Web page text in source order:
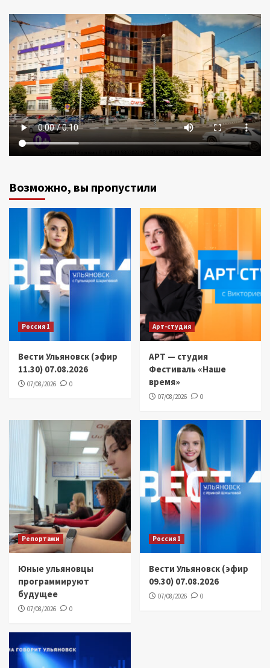
Возможно, вы пропустили
Россия 1
Вести Ульяновск (эфир
11.30) 07.08.2026
07/08/2026 0
Арт-студия
АРТ — студия
Фестиваль «Наше
время»
07/08/2026 0
Репортажи
Юные ульяновцы
программируют
будущее
07/08/2026 0
Россия 1
Вести Ульяновск (эфир
09.30) 07.08.2026
07/08/2026 0